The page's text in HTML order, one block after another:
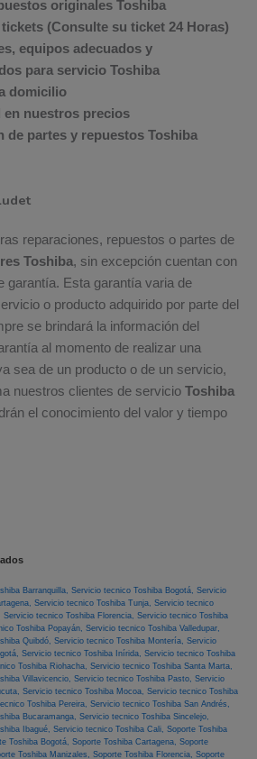
originales Toshiba
(Consulte su ticket 24 Horas)
equipos adecuados y
para servicio Toshiba
domicilio
en nuestros precios
de partes y repuestos Toshiba
reparaciones, repuestos o partes de
Toshiba, sin excepción cuentan con
garantía. Esta garantía varia de
o producto adquirido por parte del
se brindará la información del
al momento de realizar una
sea de un producto o de un servicio,
nuestros clientes de servicio Toshiba
el conocimiento del valor y tiempo
Barranquilla, Servicio tecnico Toshiba Bogotá, Servicio
Servicio tecnico Toshiba Tunja, Servicio tecnico
Servicio tecnico Toshiba Florencia, Servicio tecnico Toshiba
Toshiba Popayán, Servicio tecnico Toshiba Valledupar,
Quibdó, Servicio tecnico Toshiba Montería, Servicio
Servicio tecnico Toshiba Inírida, Servicio tecnico Toshiba
Toshiba Riohacha, Servicio tecnico Toshiba Santa Marta,
Villavicencio, Servicio tecnico Toshiba Pasto, Servicio
Servicio tecnico Toshiba Mocoa, Servicio tecnico Toshiba
Toshiba Pereira, Servicio tecnico Toshiba San Andrés,
Bucaramanga, Servicio tecnico Toshiba Sincelejo,
Ibagué, Servicio tecnico Toshiba Cali, Soporte Toshiba
Toshiba Bogotá, Soporte Toshiba Cartagena, Soporte
Toshiba Manizales, Soporte Toshiba Florencia, Soporte